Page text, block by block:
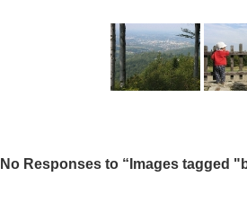
No Responses to “Images tagged